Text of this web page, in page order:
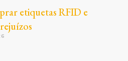
etiquetas RFID e